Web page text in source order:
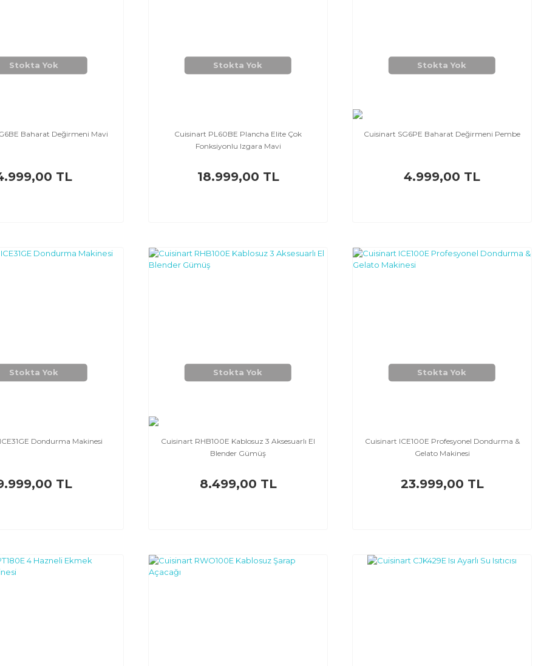
Stokta Yok
Baharat Değirmeni Mavi
TL
Stokta Yok
Cuisinart PL60BE Plancha Elite Çok
Fonksiyonlu Izgara Mavi
18.999,00 TL
Stokta Yok
Cuisinart SG6PE Baharat Değirmeni Pembe
4.999,00 TL
Stokta Yok
Dondurma Makinesi
TL
Stokta Yok
Cuisinart RHB100E Kablosuz 3 Aksesuarlı El
Blender Gümüş
8.499,00 TL
Stokta Yok
Cuisinart ICE100E Profesyonel Dondurma &
Gelato Makinesi
23.999,00 TL